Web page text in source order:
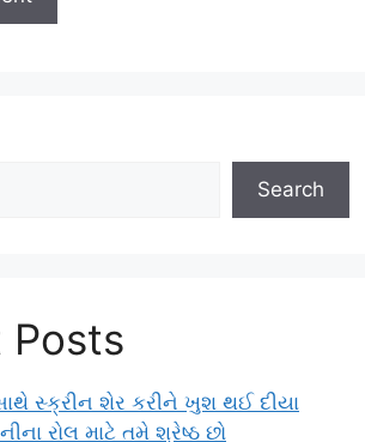
Search
Posts
સ્ક્રીન શેર કરીને ખુશ થઈ દીયા
રોલ માટે તમે શ્રેષ્ઠ છો